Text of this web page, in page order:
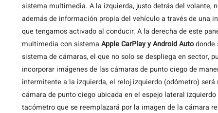
sistema multimedia. A la izquierda, justo detrás del volante,
además de información propia del vehículo a través de una
que tengamos activado al conducir. A la derecha de este
multimedia con sistema Apple CarPlay y Android Autodonde
sistema de cámaras, el que no solo se despliega en sector,
incorporar imágenes de las cámaras de punto ciego de
intermitente a la izquierda, el reloj izquierdo (odómetro)
cámara de punto ciego ubicada en el espejo lateral
tacómetro que se reemplazará por la imagen de la cámara